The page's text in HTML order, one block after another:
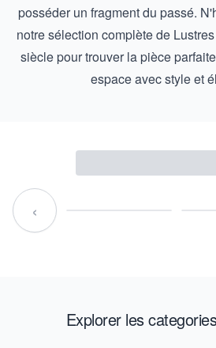
posséder un fragment du passé.
notre sélection complète de
sièclepour trouver la pièce
espace avec style et
‹
Explorer les